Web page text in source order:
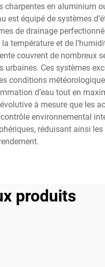
en aluminium
équipé de systèmes
de drainage
température et de
couvrent de nombreux
Ces systèmes
conditions
d’eau tout en
à mesure que les
environnemental
réduisant ainsi
produits